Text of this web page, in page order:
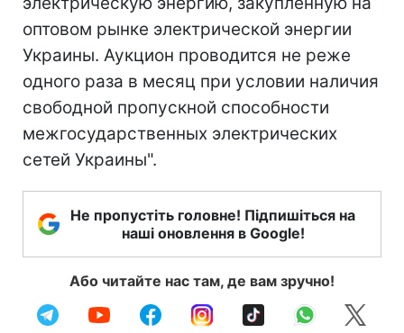
оптовом рынке электрической энергии
Украины. Аукцион проводится не реже
одного раза в месяц при условии наличия
свободной пропускной способности
межгосударственных электрических
сетей Украины".
Не пропустіть головне! Підпишіться на
наші оновлення в Google!
Або читайте нас там, де вам зручно!